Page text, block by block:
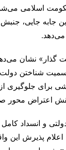
حکومت اسلامی
جابه ‌جایی،
می‌دهد.
نشان
‌شناختن دولت
برای جلوگیری
نقش اعتراض
و انسداد
اعلام پذیرش